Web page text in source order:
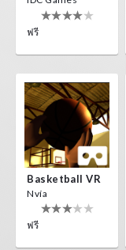
ฟรี
Basketball VR
Nvía
ฟรี